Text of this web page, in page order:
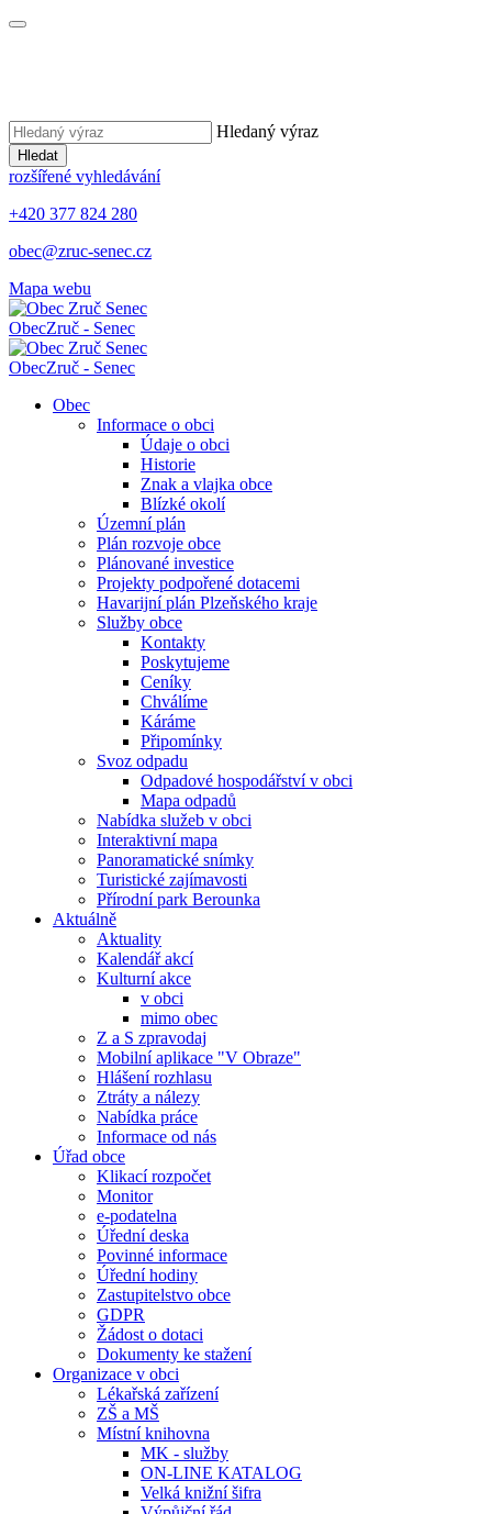
Hledaný výraz
Hledat
rozšířené vyhledávání
+420 377 824 280
obec@zruc-senec.cz
Mapa webu
ObecZruč - Senec
ObecZruč - Senec
Obec
Informace o obci
Údaje o obci
Historie
Znak a vlajka obce
Blízké okolí
Územní plán
Plán rozvoje obce
Plánované investice
Projekty podpořené dotacemi
Havarijní plán Plzeňského kraje
Služby obce
Kontakty
Poskytujeme
Ceníky
Chválíme
Káráme
Připomínky
Svoz odpadu
Odpadové hospodářství v obci
Mapa odpadů
Nabídka služeb v obci
Interaktivní mapa
Panoramatické snímky
Turistické zajímavosti
Přírodní park Berounka
Aktuálně
Aktuality
Kalendář akcí
Kulturní akce
v obci
mimo obec
Z a S zpravodaj
Mobilní aplikace "V Obraze"
Hlášení rozhlasu
Ztráty a nálezy
Nabídka práce
Informace od nás
Úřad obce
Klikací rozpočet
Monitor
e-podatelna
Úřední deska
Povinné informace
Úřední hodiny
Zastupitelstvo obce
GDPR
Žádost o dotaci
Dokumenty ke stažení
Organizace v obci
Lékařská zařízení
ZŠ a MŠ
Místní knihovna
MK - služby
ON-LINE KATALOG
Velká knižní šifra